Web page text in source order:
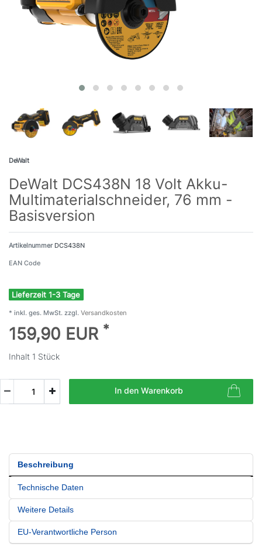
DeWalt
DeWalt DCS438N 18 Volt Akku-
Multimaterialschneider, 76 mm -
Basisversion
Artikelnummer DCS438N
EAN Code
Lieferzeit 1-3 Tage
* inkl. ges. MwSt. zzgl. Versandkosten
159,90 EUR *
Inhalt 1 Stück
In den Warenkorb
Beschreibung
Technische Daten
Weitere Details
EU-Verantwortliche Person